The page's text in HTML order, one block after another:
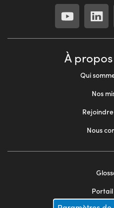
À
Qui
Nos
Nous